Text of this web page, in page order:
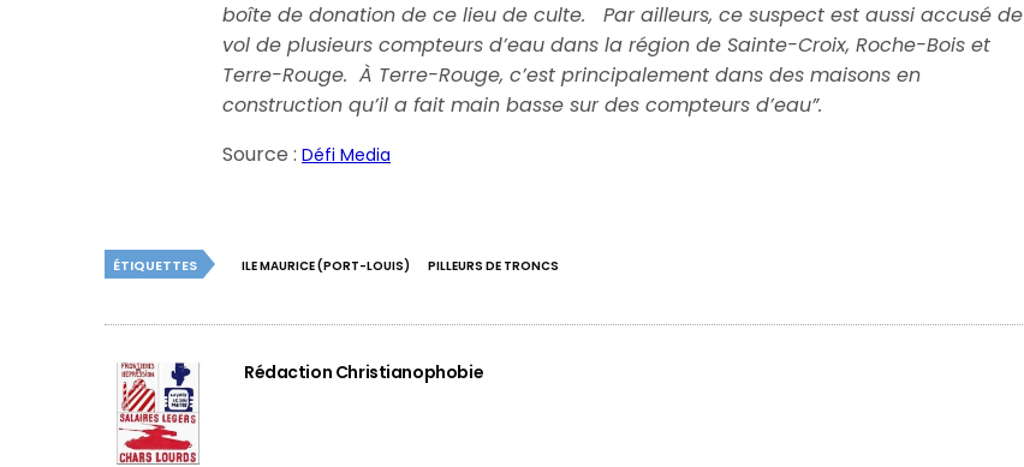
boîte de donation de ce lieu de culte. Par ailleurs, ce suspect est aussi accusé de
vol de plusieurs compteurs d’eau dans la région de Sainte-Croix, Roche-Bois et
Terre-Rouge. À Terre-Rouge, c’est principalement dans des maisons en
construction qu’il a fait main basse sur des compteurs d’eau”.
Source :Défi Media
ÉTIQUETTES ILE MAURICE (PORT-LOUIS) PILLEURS DE TRONCS
Rédaction Christianophobie